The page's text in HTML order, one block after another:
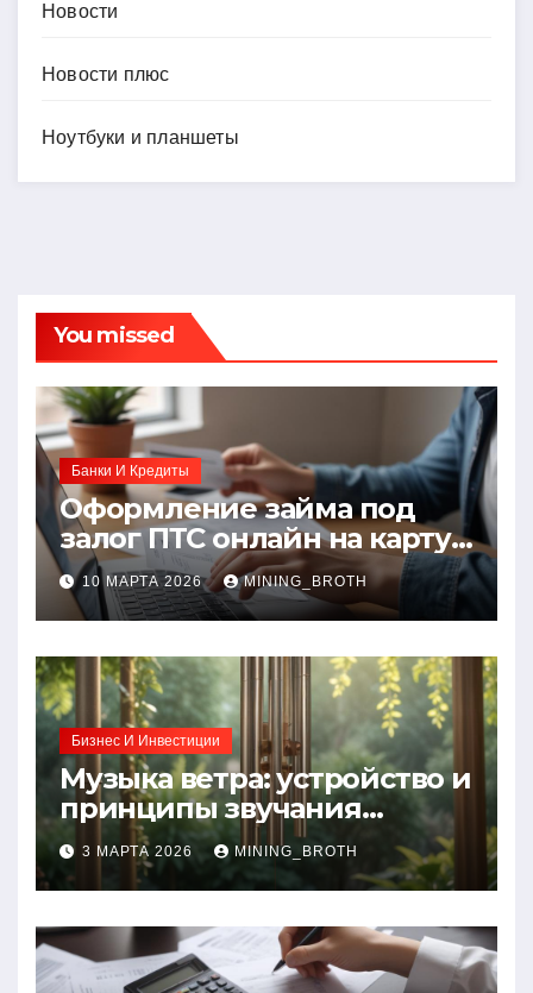
Новости
Новости плюс
Ноутбуки и планшеты
You missed
Банки И Кредиты
Оформление займа под
залог ПТС онлайн на карту
без визита в офис: порядок,
требования и документы
10 МАРТА 2026 MINING_BROTH
Бизнес И Инвестиции
Музыка ветра: устройство и
принципы звучания
колокольчиков
3 МАРТА 2026 MINING_BROTH